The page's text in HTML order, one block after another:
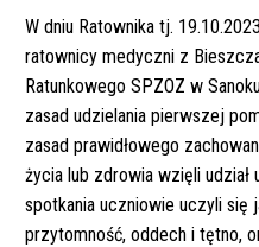
W dniu Ratownika tj.
ratownicy medyczni z
Ratunkowego SPZOZ w
zasad udzielania pierwszej
zasad prawidłowego
życia lub zdrowia wzięli
spotkania uczniowie uczyli się
przytomność, oddech i tętno,